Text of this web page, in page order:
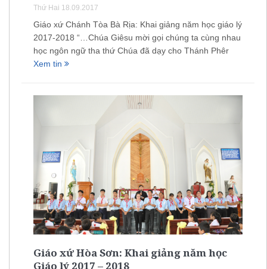
Thứ Hai 18.09.2017
Giáo xứ Chánh Tòa Bà Rịa: Khai giảng năm học giáo lý
2017-2018 “…Chúa Giêsu mời gọi chúng ta cùng nhau
học ngôn ngữ tha thứ Chúa đã dạy cho Thánh Phêr
Xem tin
Giáo xứ Hòa Sơn: Khai giảng năm học
Giáo lý 2017 – 2018